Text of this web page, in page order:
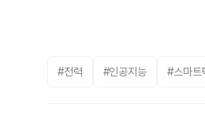
#전력 #인공지능 #스마트